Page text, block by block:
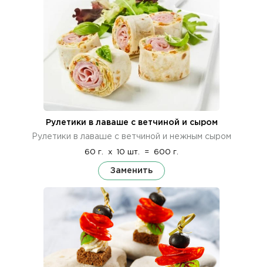
Рулетики в лаваше с ветчиной и сыром
Рулетики в лаваше с ветчиной и нежным сыром
60 г. x 10 шт. = 600 г.
Заменить